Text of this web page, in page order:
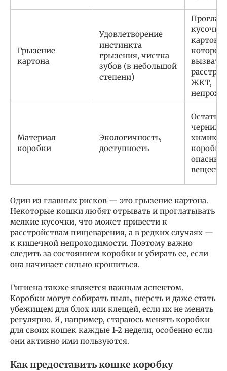
Грызение
картона
Удовлетворение
инстинкта
грызения, чистка
зубов (в небольшой
степени)
картона,
которое
вызвать
ЖКТ,
Материал
коробки
Экологичность,
доступность
Остатки
чернил,
коробка
опасных
веществ)
Один из главных рисков — это грызение картона.
Некоторые кошки любят отрывать и проглатывать
мелкие кусочки, что может привести к
расстройствам пищеварения, а в редких случаях —
к кишечной непроходимости. Поэтому важно
следить за состоянием коробки и убирать ее, если
она начинает сильно крошиться.
Гигиена также является важным аспектом.
Коробки могут собирать пыль, шерсть и даже стать
убежищем для блох или клещей, если их не менять
регулярно. Я, например, стараюсь менять коробки
для своих кошек каждые 1-2 недели, особенно если
они активно ими пользуются.
Как предоставить кошке коробку